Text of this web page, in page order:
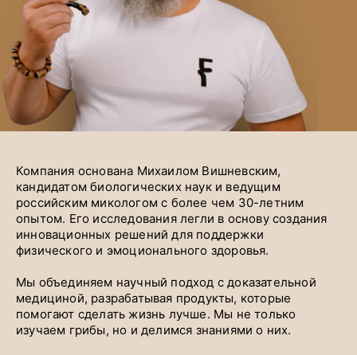
Компания основана Михаилом Вишневским,
кандидатом биологических наук и ведущим
российским микологом с более чем 30-летним
опытом. Его исследования легли в основу создания
инновационных решений для поддержки
физического и эмоционального здоровья.
Мы объединяем научный подход с доказательной
медициной, разрабатывая продукты, которые
помогают сделать жизнь лучше. Мы не только
изучаем грибы, но и делимся знаниями о них.